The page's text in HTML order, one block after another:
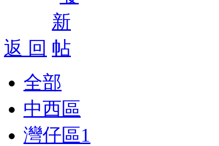
返 回
全部
中西區
灣仔區1